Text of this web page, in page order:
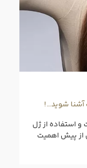
آشنا شوید…!
استفاده از ژل‌
از پیش اهمیت